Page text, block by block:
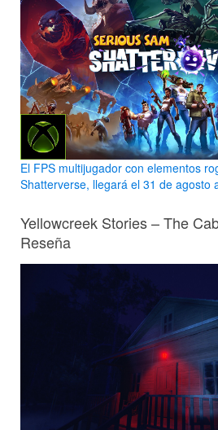
El FPS multijugador con elementos
Shatterverse, llegará el 31 de agosto
Yellowcreek Stories – The
Reseña